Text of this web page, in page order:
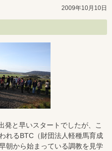
2009年10月10日
発と早いスタートでしたが、こ
れるBTC（財団法人軽種馬育成
朝から始まっている調教を見学